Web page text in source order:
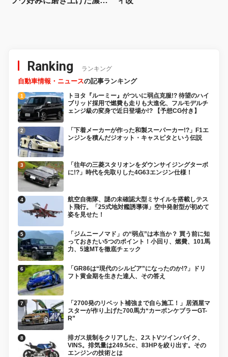
Ranking ランキング
自動車情報・ニュースの記事ランキング
トヨタ『ルーミー』がついに弱点克服!? 待望のハイ
ブリッド採用で燃費も走りも大進化、フルモデルチ
ェンジ級の変身で近日登場か!? 【予想CG付き】
「下着メーカーが作った和製スーパーカー!?」F1エ
ンジンを積んだジオット・キャスピタという伝説
「往年の三菱スタリオンをダウンサイジングターボ
に!?」時代を先取りした4G63エンジン仕様！
航空自衛隊、謎の未確認大型ミサイルを搭載しテス
ト飛行。「25式地対艦誘導弾」空中発射型が初めて
姿を見せた！
「ジムニーノマド」の“弱点”は本当か？ 買う前に知
っておきたい5つのポイント！小回り、燃費、101馬
力、5速MTを徹底チェック
「GR86は“現代のシルビア”になったのか!?」ドリ
フト黄金期を生きた達人、その答え
「2700発のリベット補強まで自ら施工！」居酒屋マ
スターが作り上げた700馬力“カーボンケブラーGT-
R”
排ガス規制をクリアした、2ストVツインバイク、
VINS。排気量は249.5cc、83HPを絞り出す。その
エンジンの技術とは